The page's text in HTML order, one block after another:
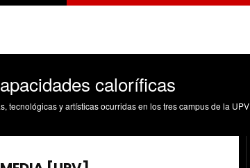
caloríficas
tecnológicas y artísticas ocurridas en los tres campus de la UPV